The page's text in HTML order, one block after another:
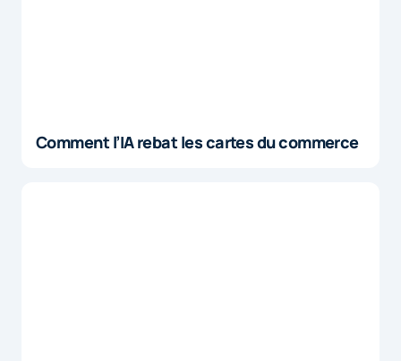
Comment l’IA rebat les cartes du commerce